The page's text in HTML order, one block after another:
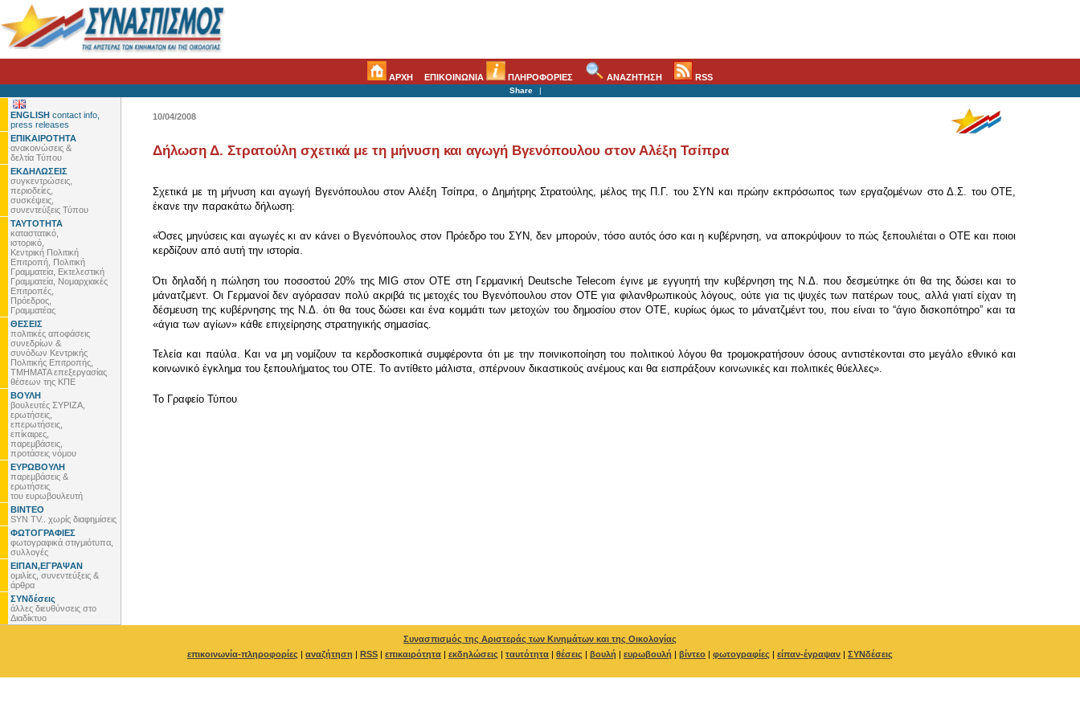
ΑΡΧΗ ΕΠΙΚΟΙΝΩΝΙΑ ΠΛΗΡΟΦΟΡΙΕΣ ΑΝΑΖΗΤΗΣΗ RSS
Share |
ENGLISH contact info,
press releases
ΕΠΙΚΑΙΡΟΤΗΤΑ
ανακοινώσεις &
δελτία Τύπου
ΕΚΔΗΛΩΣΕΙΣ
συγκεντρώσεις,
περιοδείες,
συσκέψεις,
συνεντεύξεις Τύπου
ΤΑΥΤΟΤΗΤΑ
καταστατικό,
ιστορικό,
Κεντρική Πολιτική
Επιτροπή, Πολιτική
Γραμματεία, Εκτελεστική
Γραμματεία, Νομαρχιακές
Επιτροπές,
Πρόεδρος,
Γραμματέας
ΘΕΣΕΙΣ
πολιτικές αποφάσεις
συνεδρίων &
συνόδων Κεντρικής
Πολιτικής Επιτροπής,
ΤΜΗΜΑΤΑ επεξεργασίας
θέσεων της ΚΠΕ
ΒΟΥΛΗ
βουλευτές ΣΥΡΙΖΑ,
ερωτήσεις,
επερωτήσεις,
επίκαιρες,
παρεμβάσεις,
προτάσεις νόμου
ΕΥΡΩΒΟΥΛΗ
παρεμβάσεις &
ερωτήσεις
του ευρωβουλευτή
ΒΙΝΤΕΟ
SYN TV.. χωρίς διαφημίσεις
ΦΩΤΟΓΡΑΦΙΕΣ
φωτογραφικά στιγμιότυπα,
συλλογές
ΕΙΠΑΝ,ΕΓΡΑΨΑΝ
ομιλίες, συνεντεύξεις &
άρθρα
ΣΥΝδέσεις
άλλες διευθύνσεις στο
Διαδίκτυο
10/04/2008
Δήλωση Δ. Στρατούλη σχετικά με τη μήνυση και αγωγή Βγενόπουλου στον Αλέξη Τσίπρα
Σχετικά με τη μήνυση και αγωγή Βγενόπουλου στον Αλέξη Τσίπρα, ο Δημήτρης Στρατούλης, μέλος της Π.Γ. του ΣΥΝ και πρώην εκπρόσωπος των εργαζομένων στο Δ.Σ. του ΟΤΕ,
έκανε την παρακάτω δήλωση:
«Όσες μηνύσεις και αγωγές κι αν κάνει ο Βγενόπουλος στον Πρόεδρο του ΣΥΝ, δεν μπορούν, τόσο αυτός όσο και η κυβέρνηση, να αποκρύψουν το πώς ξεπουλιέται ο ΟΤΕ και ποιοι
κερδίζουν από αυτή την ιστορία.
Ότι δηλαδή η πώληση του ποσοστού 20% της MIG στον ΟΤΕ στη Γερμανική Deutsche Telecom έγινε με εγγυητή την κυβέρνηση της Ν.Δ. που δεσμεύτηκε ότι θα της δώσει και το
μάνατζμεντ. Οι Γερμανοί δεν αγόρασαν πολύ ακριβά τις μετοχές του Βγενόπουλου στον ΟΤΕ για φιλανθρωπικούς λόγους, ούτε για τις ψυχές των πατέρων τους, αλλά γιατί είχαν τη
δέσμευση της κυβέρνησης της Ν.Δ. ότι θα τους δώσει και ένα κομμάτι των μετοχών του δημοσίου στον ΟΤΕ, κυρίως όμως το μάνατζμέντ του, που είναι το “άγιο δισκοπότηρο” και τα
«άγια των αγίων» κάθε επιχείρησης στρατηγικής σημασίας.
Τελεία και παύλα. Και να μη νομίζουν τα κερδοσκοπικά συμφέροντα ότι με την ποινικοποίηση του πολιτικού λόγου θα τρομοκρατήσουν όσους αντιστέκονται στο μεγάλο εθνικό και
κοινωνικό έγκλημα του ξεπουλήματος του ΟΤΕ. Το αντίθετο μάλιστα, σπέρνουν δικαστικούς ανέμους και θα εισπράξουν κοινωνικές και πολιτικές θύελλες».
To Γραφείο Τύπου
Συνασπισμός της Αριστεράς των Κινημάτων και της Οικολογίας
επικοινωνία-πληροφορίες | αναζήτηση | RSS | επικαιρότητα | εκδηλώσεις | ταυτότητα | θέσεις | βουλή | ευρωβουλή | βίντεο | φωτογραφίες | είπαν-έγραψαν | ΣΥΝδέσεις